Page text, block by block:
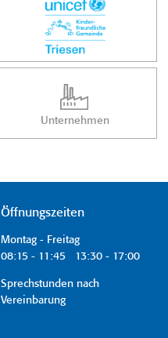
Unternehmen
Öffnungszeiten
Montag - Freitag
08:15 - 11:45 13:30 - 17:00
Sprechstunden nach
Vereinbarung